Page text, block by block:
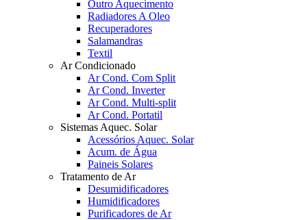
Outro Aquecimento
Radiadores A Oleo
Recuperadores
Salamandras
Textil
Ar Condicionado
Ar Cond. Com Split
Ar Cond. Inverter
Ar Cond. Multi-split
Ar Cond. Portatil
Sistemas Aquec. Solar
Acessórios Aquec. Solar
Acum. de Água
Paineis Solares
Tratamento de Ar
Desumidificadores
Humidificadores
Purificadores de Ar